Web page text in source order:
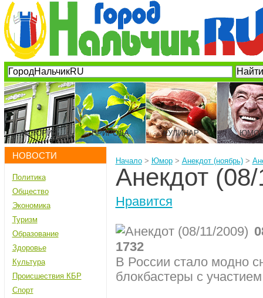
ИСТОРИЯ ПРИРОДА КУЛИНАР
НОВОСТИ
Политика
Общество
Экономика
Туризм
Образование
Здоровье
Культура
Происшествия КБР
Спорт
Начало> Юмор> Анекдот (ноябрь)>
Анекдот
Нравится
1732
В России стало модно
блокбастеры с